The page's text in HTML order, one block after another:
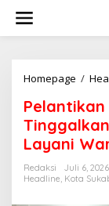
w
Homepage /
Pelantikan
Layani
Redaksi
Juli 6, 2026
Headline, Kota